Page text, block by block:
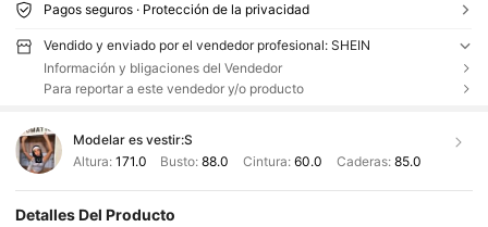
Pagos seguros · Protección de la privacidad
Vendido y enviado por el vendedor profesional: SHEIN
Información y bligaciones del Vendedor
Para reportar a este vendedor y/o producto
Modelar es vestir:S
Altura: 171.0 Busto:88.0 Cintura: 60.0 Caderas: 85.0
Detalles Del Producto